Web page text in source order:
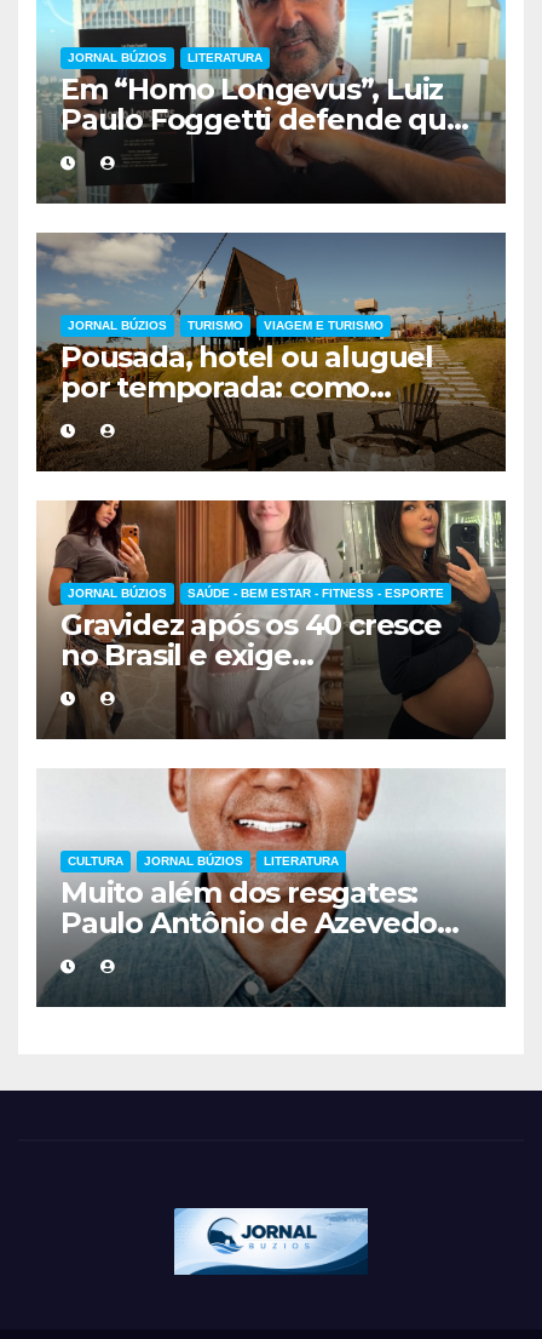
JORNAL BÚZIOS LITERATURA
Em “Homo Longevus”, Luiz
Paulo Foggetti defende que
viver mais exigirá uma nova
forma de encarar a vida
JORNAL BÚZIOS TURISMO VIAGEM E TURISMO
Pousada, hotel ou aluguel
por temporada: como
escolher a melhor
hospedagem
JORNAL BÚZIOS SAÚDE - BEM ESTAR - FITNESS - ESPORTE
Gravidez após os 40 cresce
no Brasil e exige
acompanhamento médico
mais cuidadoso
CULTURA JORNAL BÚZIOS LITERATURA
Muito além dos resgates:
Paulo Antônio de Azevedo
eterniza a coragem, a
humanidade e a missão dos
guarda-vidas na literatura